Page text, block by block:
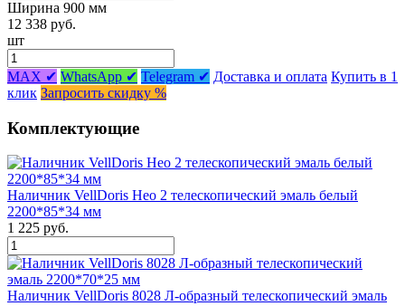
Ширина 900 мм
12 338 руб.
шт
MAX ✔ WhatsApp ✔ Telegram ✔ Доставка и оплата Купить в 1
клик Запросить скидку %
Комплектующие
Наличник VellDoris Нео 2 телескопический эмаль белый
2200*85*34 мм
1 225 руб.
Наличник VellDoris 8028 Л-образный телескопический эмаль